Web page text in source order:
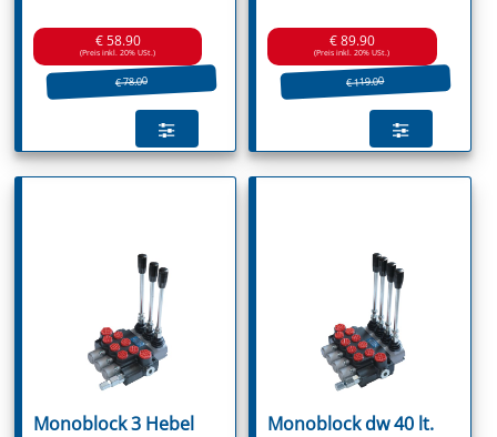
€ 58.90
(Preis inkl. 20% USt.)
€ 78.00
€ 89.90
(Preis inkl. 20% USt.)
€ 119.00
Monoblock 3 Hebel
Monoblock dw 40 lt.